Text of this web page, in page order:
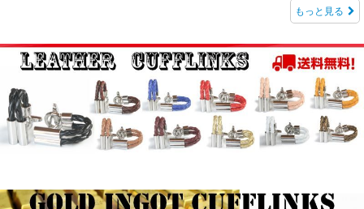
もっと見る